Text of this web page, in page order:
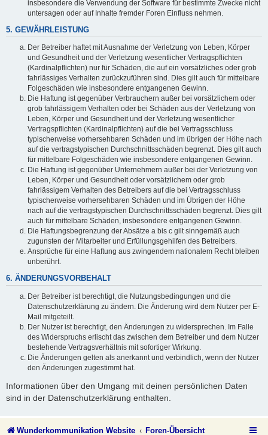
insbesondere die Verwendung der Software für bestimmte Zwecke nicht
untersagen oder auf Inhalte fremder Foren Einfluss nehmen.
5. GEWÄHRLEISTUNG
Der Betreiber haftet mit Ausnahme der Verletzung von Leben, Körper
und Gesundheit und der Verletzung wesentlicher Vertragspflichten
(Kardinalpflichten) nur für Schäden, die auf ein vorsätzliches oder grob
fahrlässiges Verhalten zurückzuführen sind. Dies gilt auch für mittelbare
Folgeschäden wie insbesondere entgangenen Gewinn.
Die Haftung ist gegenüber Verbrauchern außer bei vorsätzlichem oder
grob fahrlässigem Verhalten oder bei Schäden aus der Verletzung von
Leben, Körper und Gesundheit und der Verletzung wesentlicher
Vertragspflichten (Kardinalpflichten) auf die bei Vertragsschluss
typischerweise vorhersehbaren Schäden und im übrigen der Höhe nach
auf die vertragstypischen Durchschnittsschäden begrenzt. Dies gilt auch
für mittelbare Folgeschäden wie insbesondere entgangenen Gewinn.
Die Haftung ist gegenüber Unternehmern außer bei der Verletzung von
Leben, Körper und Gesundheit oder vorsätzlichem oder grob
fahrlässigem Verhalten des Betreibers auf die bei Vertragsschluss
typischerweise vorhersehbaren Schäden und im Übrigen der Höhe
nach auf die vertragstypischen Durchschnittsschäden begrenzt. Dies gilt
auch für mittelbare Schäden, insbesondere entgangenen Gewinn.
Die Haftungsbegrenzung der Absätze a bis c gilt sinngemäß auch
zugunsten der Mitarbeiter und Erfüllungsgehilfen des Betreibers.
Ansprüche für eine Haftung aus zwingendem nationalem Recht bleiben
unberührt.
6. ÄNDERUNGSVORBEHALT
Der Betreiber ist berechtigt, die Nutzungsbedingungen und die
Datenschutzerklärung zu ändern. Die Änderung wird dem Nutzer per E-
Mail mitgeteilt.
Der Nutzer ist berechtigt, den Änderungen zu widersprechen. Im Falle
des Widerspruchs erlischt das zwischen dem Betreiber und dem Nutzer
bestehende Vertragsverhältnis mit sofortiger Wirkung.
Die Änderungen gelten als anerkannt und verbindlich, wenn der Nutzer
den Änderungen zugestimmt hat.
Informationen über den Umgang mit deinen persönlichen Daten
sind in der Datenschutzerklärung enthalten.
Wunderkommunikation Website Foren-Übersicht